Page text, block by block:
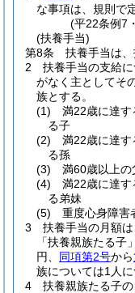
な事項は、規則で
(平22条例7
(扶養手当)
第8条
扶養手当は
2
扶養手当の支給
がなく主としてそ
族とする。
(1)
満22歳に達す
る子
(2)
満22歳に達す
る孫
(3)
満60歳以上
(4)
満22歳に達す
る弟妹
(5)
重度心身障害
3
扶養手当の月額は
「扶養親族たる子
円、 同項第2号から
族については1人に
4
扶養親族たる子